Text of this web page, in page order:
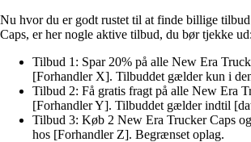
Nu hvor du er godt rustet til at finde billige
Caps, er her nogle aktive tilbud, du bør tjekke ud:
Tilbud 1: Spar 20% på alle New Era
[Forhandler X]. Tilbuddet gælder kun i
Tilbud 2: Få gratis fragt på alle New Era
[Forhandler Y]. Tilbuddet gælder indtil
Tilbud 3: Køb 2 New Era Trucker Caps
hos [Forhandler Z]. Begrænset oplag.